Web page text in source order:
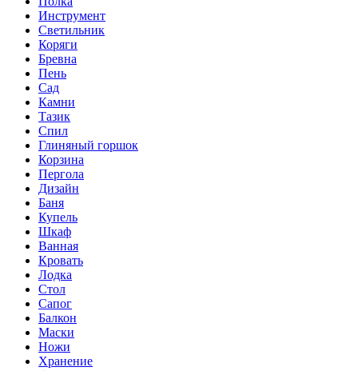
Инструмент
Светильник
Коряги
Бревна
Пень
Сад
Камни
Тазик
Спил
Глиняный горшок
Корзина
Пергола
Дизайн
Баня
Купель
Шкаф
Ванная
Кровать
Лодка
Стол
Сапог
Балкон
Маски
Ножи
Хранение